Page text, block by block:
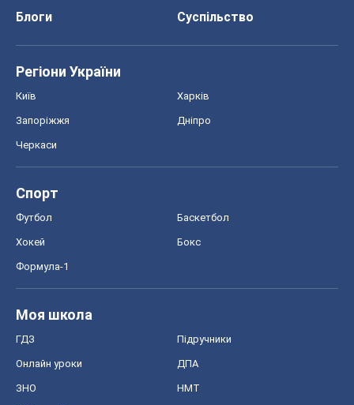
Блоги
Суспільство
Регіони України
Київ Харків
Запоріжжя Дніпро
Черкаси
Спорт
Футбол Баскетбол
Хокей Бокс
Формула-1
Моя школа
ГДЗ Підручники
Онлайн уроки ДПА
ЗНО НМТ